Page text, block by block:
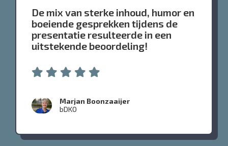
De mix van sterke inhoud, humor en
boeiende gesprekken tijdens de
presentatie resulteerde in een
uitstekende beoordeling!
Marjan Boonzaaijer
bDKO